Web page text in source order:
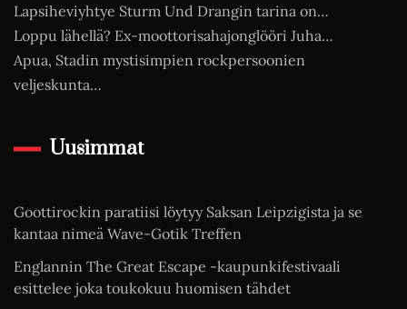
Lapsiheviyhtye Sturm Und Drangin tarina on…
Loppu lähellä? Ex-moottorisahajonglööri Juha…
Apua, Stadin mystisimpien rockpersoonien
veljeskunta…
Uusimmat
Goottirockin paratiisi löytyy Saksan Leipzigista ja se
kantaa nimeä Wave-Gotik Treffen
Englannin The Great Escape -kaupunkifestivaali
esittelee joka toukokuu huomisen tähdet